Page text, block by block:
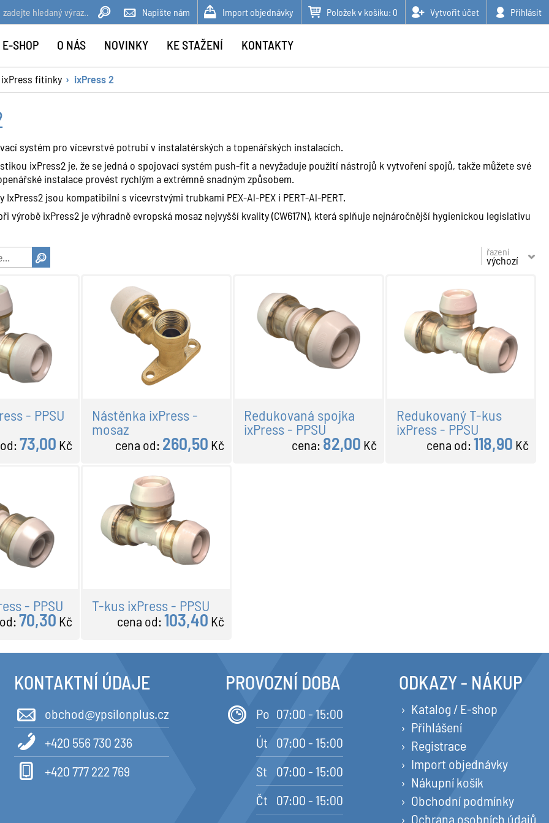
ixPress fitinky ixPress 2
systém pro vícevrstvé potrubí v instalatérských a topenářských instalacích.
ixPress2 je, že se jedná o spojovací systém push-fit a nevyžaduje použití nástrojů k vytvoření spojů, takže můžete své
instalace provést rychlým a extrémně snadným způsobem.
IxPress2 jsou kompatibilní s vícevrstvými trubkami PEX-Al-PEX i PERT-Al-PERT.
výrobě ixPress2 je výhradně evropská mosaz nejvyšší kvality (CW617N), která splňuje nejnáročnější hygienickou legislativu
řazení
výchozí
- PPSU
73,00 Kč
Nástěnka ixPress -
mosaz
cena od: 260,50 Kč
Redukovaná spojka
ixPress - PPSU
cena: 82,00 Kč
Redukovaný T-kus
ixPress - PPSU
cena od:118,90 Kč
- PPSU
70,30 Kč
T-kus ixPress - PPSU
cena od:103,40 Kč
Napište nám Import objednávky Položek v košíku: 0 Vytvořit účet Přihlásit
SHOP O NÁS NOVINKY KE STAŽENÍ KONTAKTY
KONTAKTNÍ ÚDAJE
obchod@ypsilonplus.cz
+420 556 730 236
+420 777 222 769
PROVOZNÍ DOBA
Po 07:00 - 15:00
Út
07:00 - 15:00
St
07:00 - 15:00
Čt
07:00 - 15:00
ODKAZY - NÁKUP
Katalog / E-shop
Přihlášení
Registrace
Import objednávky
Nákupní košík
Obchodní podmínky
Ochrana osobních údajů